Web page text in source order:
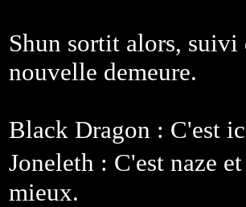
Shun sortit alors, suivi
nouvelle demeure.
Black Dragon : C'est
Joneleth : C'est naze
mieux.